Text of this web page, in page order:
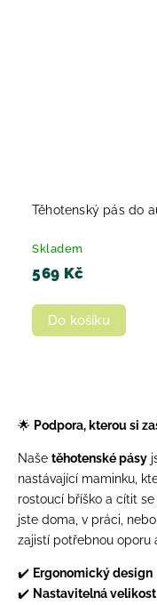
Těhotenský pás do
Skladem
569 Kč
Do košíku
🌟 Podpora, kterou si
Naše těhotenské pásy
nastávající maminku,
rostoucí bříško a cítit
jste doma, v práci,
zajistí potřebnou oporu
✔️ Ergonomický design
✔️ Nastavitelná velikost